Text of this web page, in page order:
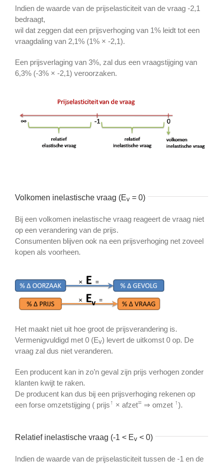
Indien de waarde van de prijselasticiteit van de vraag -2,1
bedraagt,
wil dat zeggen dat een prijsverhoging van 1% leidt tot een
vraagdaling van 2,1% (1% × -2,1).
Een prijsverlaging van 3%, zal dus een vraagstijging van
6,3% (-3% × -2,1) veroorzaken.
Volkomen inelastische vraag (Ev = 0)
Bij een volkomen inelastische vraag reageert de vraag niet
op een verandering van de prijs.
Consumenten blijven ook na een prijsverhoging net zoveel
kopen als voorheen.
Het maakt niet uit hoe groot de prijsverandering is.
Vermenigvuldigd met 0 (Ev) levert de uitkomst 0 op. De
vraag zal dus niet veranderen.
Een producent kan in zo’n geval zijn prijs verhogen zonder
klanten kwijt te raken.
De producent kan dus bij een prijsverhoging rekenen op
een forse omzetstijging ( prijs ↑ × afzet= ⇒ omzet ↑).
Relatief inelastische vraag (-1 < Ev < 0)
Indien de waarde van de prijselasticiteit tussen de -1 en de